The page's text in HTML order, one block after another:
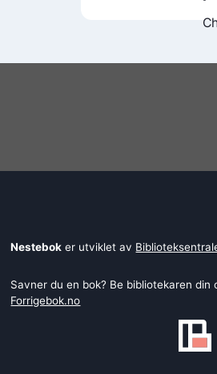
Nestebok er utviklet av
Savner du en bok? Be bibliotekaren din
Forrigebok.no